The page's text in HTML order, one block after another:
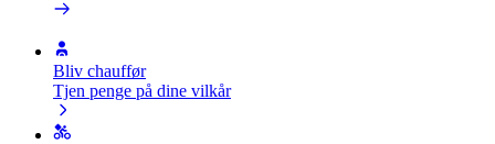
Bliv chauffør
Tjen penge på dine vilkår